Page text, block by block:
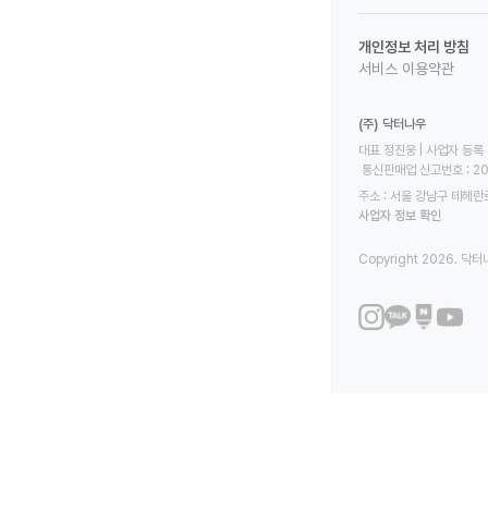
개인정보 처리 방침
서비스 이용약관
(주) 닥터나우
대표 정진웅 | 사업자
통신판매업 신고번호
주소 : 서울 강남구 테헤
사업자 정보 확인
Copyright 2026. 닥터